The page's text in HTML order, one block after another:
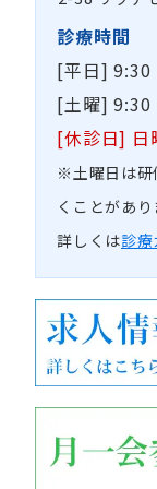
診療時間
[平日] 9:30
[土曜] 9:30
[休診日] 日
※土曜日は研
くことがあり
詳しくは診